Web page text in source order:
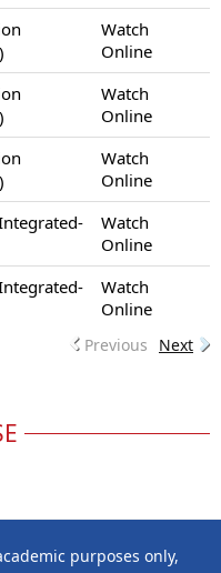
Watch
Online
Watch
Online
Watch
Online
Watch
Online
Watch
Online
Previous Next
purposes only,